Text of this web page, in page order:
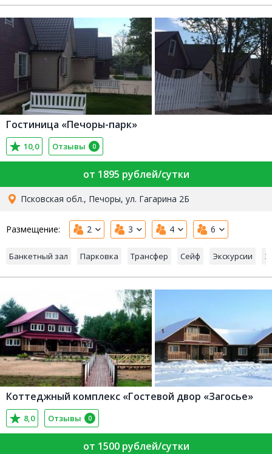
Гостиница «Печоры-парк»
10,0 Отзывы 0
от 1895 рублей/сутки
Псковская обл., Печоры, ул. Гагарина 2Б
Размещение: 2 3 4 6
Банкетный зал Парковка Трансфер Сейф Экскурсии
Коттеджный комплекс «Гостевой двор «Загосье»
8,0 Отзывы 0
от 1500 рублей/сутки